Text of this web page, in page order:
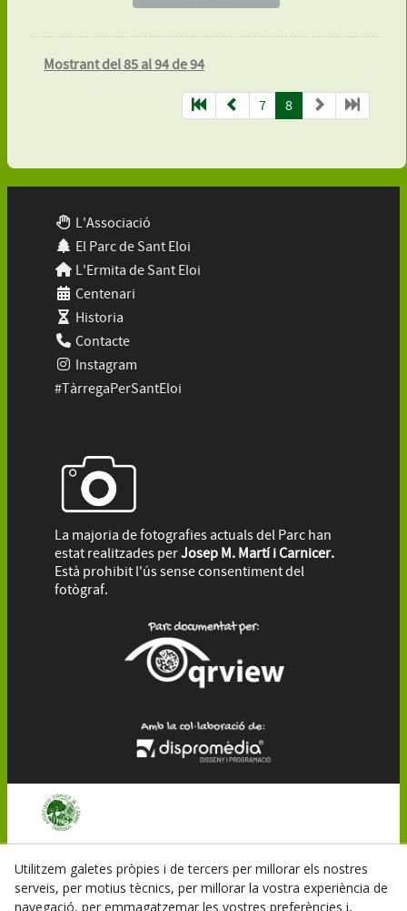
Mostrant del 85 al 94 de 94
7 8
L'Associació
El Parc de Sant Eloi
L'Ermita de Sant Eloi
Centenari
Historia
Contacte
Instagram
#TàrregaPerSantEloi
La majoria de fotografies actuals del Parc han
estat realitzades perJosep M. Martí i Carnicer.
Està prohibit l'ús sense consentiment del
fotògraf.
drets reservats.
POLÍTICA DE PRIVACITAT
Utilitzem galetes pròpies i de tercers per millorar els nostres
serveis, per motius tècnics, per millorar la vostra experiència de
navegació, per emmagatzemar les vostres preferències i,